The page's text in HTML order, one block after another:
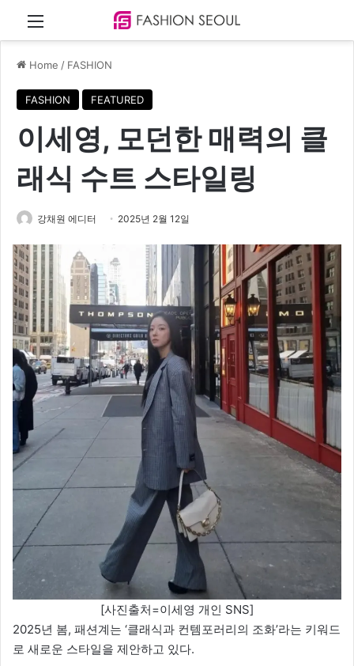
Menu
Home / FASHION
FASHION FEATURED
이세영, 모던한 매력의 클
래식 수트 스타일링
강채원 에디터 2025년 2월 12일
[사진출처=이세영 개인 SNS]
2025년 봄, 패션계는 ‘클래식과 컨템포러리의 조화’라는 키워드
로 새로운 스타일을 제안하고 있다.